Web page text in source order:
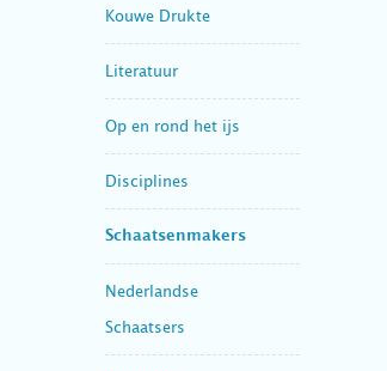
Kouwe Drukte
Literatuur
Op en rond het ijs
Disciplines
Schaatsenmakers
Nederlandse
Schaatsers